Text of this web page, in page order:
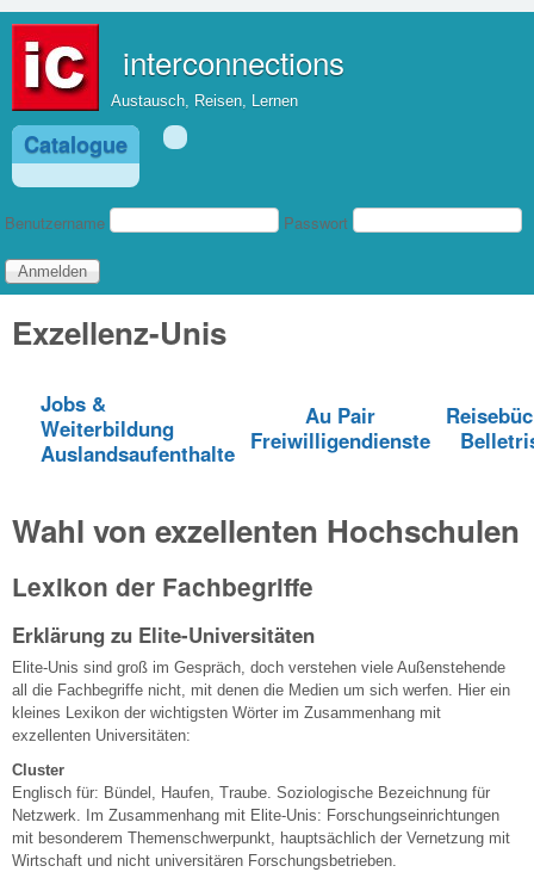
interconnections
Austausch, Reisen, Lernen
Catalogue
Benutzeranmeldung
Benutzername Passwort
Exzellenz-Unis
Jobs &
Weiterbildung
Auslandsaufenthalte
Au Pair
Freiwilligendienste
Wahl von exzellenten Hochschulen
Lexikon der Fachbegriffe
Erklärung zu Elite-Universitäten
Elite-Unis sind groß im Gespräch, doch verstehen viele Außenstehende
all die Fachbegriffe nicht, mit denen die Medien um sich werfen. Hier ein
kleines Lexikon der wichtigsten Wörter im Zusammenhang mit
exzellenten Universitäten:
Cluster
Englisch für: Bündel, Haufen, Traube. Soziologische Bezeichnung für
Netzwerk. Im Zusammenhang mit Elite-Unis: Forschungseinrichtungen
mit besonderem Themenschwerpunkt, hauptsächlich der Vernetzung mit
Wirtschaft und nicht universitären Forschungsbetrieben.